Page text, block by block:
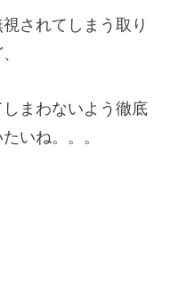
されてしまう取り
まわないよう徹底
いね。。。